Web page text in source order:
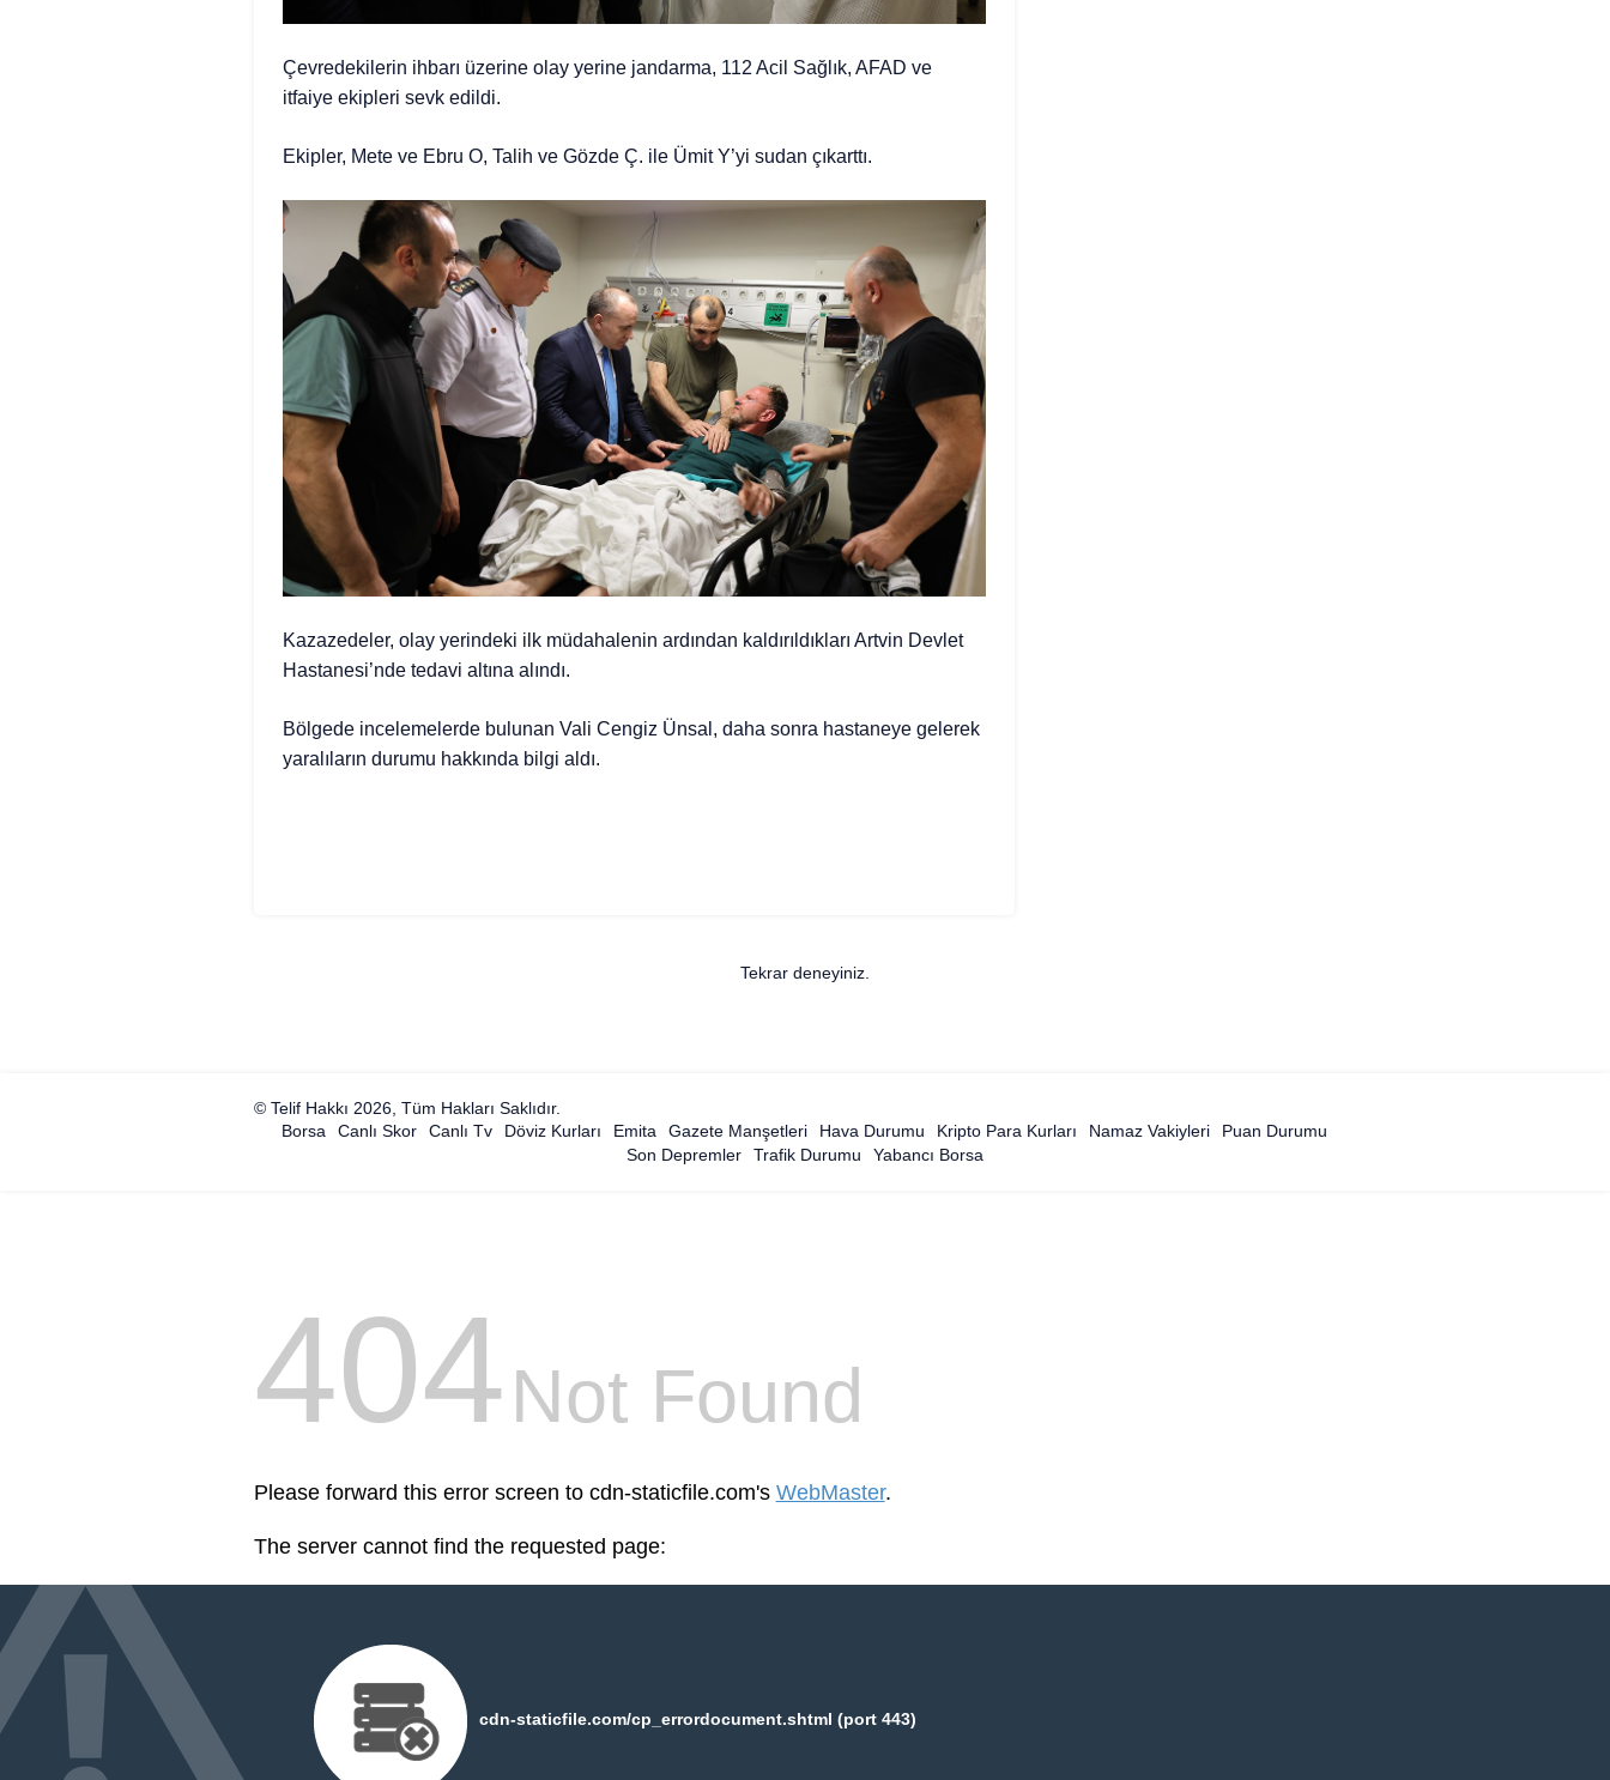
Çevredekilerin ihbarı üzerine olay yerine jandarma, 112 Acil Sağlık, AFAD ve
itfaiye ekipleri sevk edildi.
Ekipler, Mete ve Ebru O, Talih ve Gözde Ç. ile Ümit Y’yi sudan çıkarttı.
Kazazedeler, olay yerindeki ilk müdahalenin ardından kaldırıldıkları Artvin Devlet
Hastanesi’nde tedavi altına alındı.
Bölgede incelemelerde bulunan Vali Cengiz Ünsal, daha sonra hastaneye gelerek
yaralıların durumu hakkında bilgi aldı.
Tekrar deneyiniz.
© Telif Hakkı 2026, Tüm Hakları Saklıdır.
Borsa
Canlı Skor Canlı Tv Döviz Kurları Emita Gazete Manşetleri Hava Durumu Kripto Para Kurları Namaz Vakiyleri
Puan Durumu
Son Depremler
Trafik Durumu Yabancı Borsa
404Not Found
Please forward this error screen to cdn-staticfile.com's WebMaster.
The server cannot find the requested page:
cdn-staticfile.com/cp_errordocument.shtml (port 443)